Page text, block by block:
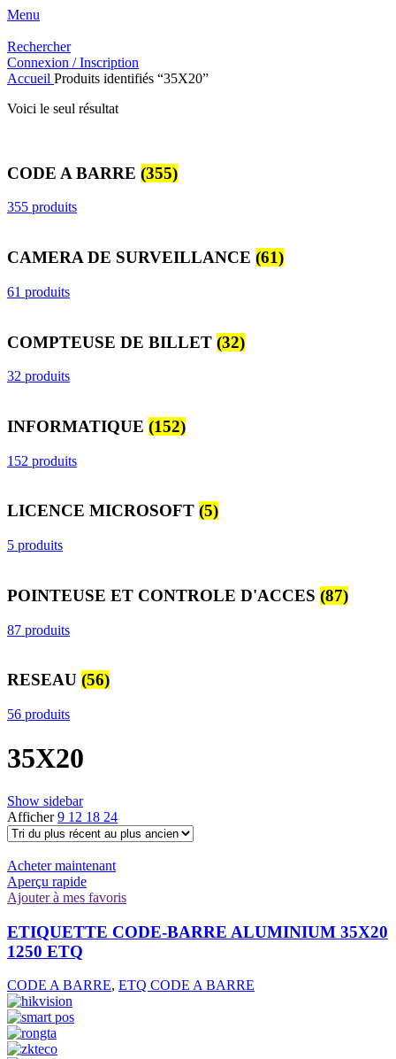
Menu
Rechercher
Connexion / Inscription
Accueil Produits identifiés “35X20”
Voici le seul résultat
CODE A BARRE (355)
355 produits
CAMERA DE SURVEILLANCE (61)
61 produits
COMPTEUSE DE BILLET (32)
32 produits
INFORMATIQUE (152)
152 produits
LICENCE MICROSOFT (5)
5 produits
POINTEUSE ET CONTROLE D'ACCES (87)
87 produits
RESEAU (56)
56 produits
35X20
Show sidebar
Afficher9 12 18 24
Acheter maintenant
Aperçu rapide
Ajouter à mes favoris
ETIQUETTE CODE-BARRE ALUMINIUM 35X20
1250 ETQ
CODE A BARRE, ETQ CODE A BARRE